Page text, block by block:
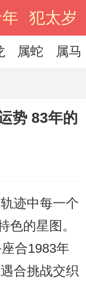
犯太岁
属蛇 属马
势 83年的
迹中每一个
色的星图。
合1983年
合挑战交织